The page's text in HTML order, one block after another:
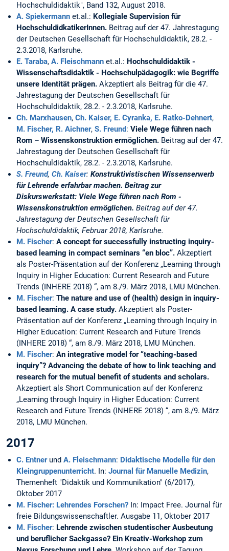
Hochschuldidaktik", Band 132, August 2018.
A. Spiekermann et.al.: Kollegiale Supervision für
HochschuldidkatikerInnen. Beitrag auf der 47. Jahrestagung
der Deutschen Gesellschaft für Hochschuldidaktik, 28.2. -
2.3.2018, Karlsruhe.
E. Taraba, A. Fleischmann et.al.: Hochschuldidaktik -
Wissenschaftsdidaktik - Hochschulpädagogik: wie Begriffe
unsere Identität prägen. Akzeptiert als Beitrag für die 47.
Jahrestagung der Deutschen Gesellschaft für
Hochschuldidaktik, 28.2. - 2.3.2018, Karlsruhe.
Ch. Marxhausen, Ch. Kaiser, E. Cyranka, E. Ratko-Dehnert,
M. Fischer, R. Aichner, S. Freund: Viele Wege führen nach
Rom – Wissenskonstruktion ermöglichen. Beitrag auf der 47.
Jahrestagung der Deutschen Gesellschaft für
Hochschuldidaktik, 28.2. - 2.3.2018, Karlsruhe.
S. Freund, Ch. Kaiser: Konstruktivistischen Wissenserwerb
für Lehrende erfahrbar machen. Beitrag zur
Diskurswerkstatt: Viele Wege führen nach Rom -
Wissenskonstruktion ermöglichen. Beitrag auf der 47.
Jahrestagung der Deutschen Gesellschaft für
Hochschuldidaktik, Februar 2018, Karlsruhe.
M. Fischer: A concept for successfully instructing inquiry-
based learning in compact seminars “en bloc”. Akzeptiert
als Poster-Präsentation auf der Konferenz „Learning through
Inquiry in Higher Education: Current Research and Future
Trends (INHERE 2018) “, am 8./9. März 2018, LMU München.
M. Fischer: The nature and use of (health) design in inquiry-
based learning. A case study. Akzeptiert als Poster-
Präsentation auf der Konferenz „Learning through Inquiry in
Higher Education: Current Research and Future Trends
(INHERE 2018) “, am 8./9. März 2018, LMU München.
M. Fischer: An integrative model for “teaching-based
inquiry”? Advancing the debate of how to link teaching and
research for the mutual benefit of students and scholars.
Akzeptiert als Short Communication auf der Konferenz
„Learning through Inquiry in Higher Education: Current
Research and Future Trends (INHERE 2018) “, am 8./9. März
2018, LMU München.
2017
C. Entnerund A. Fleischmann: Didaktische Modelle für den
Kleingruppenunterricht. In: Journal für Manuelle Medizin,
Themenheft "Didaktik und Kommunikation" (6/2017),
Oktober 2017
M. Fischer: Lehrendes Forschen? In: Impact Free. Journal für
freie Bildungswissenschaftler. Ausgabe 11, Oktober 2017
M. Fischer: Lehrende zwischen studentischer Ausbeutung
und beruflicher Sackgasse? Ein Kreativ-Workshop zum